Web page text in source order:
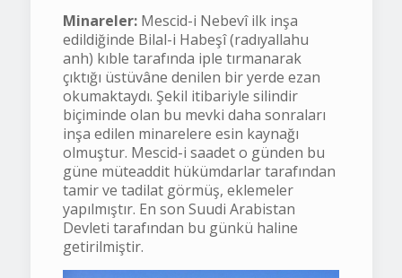
Minareler:Mescid-i Nebevî ilk inşa
edildiğinde Bilal-i Habeşî (radıyallahu
anh) kıble tarafında iple tırmanarak
çıktığı üstüvâne denilen bir yerde ezan
okumaktaydı. Şekil itibariyle silindir
biçiminde olan bu mevki daha sonraları
inşa edilen minarelere esin kaynağı
olmuştur. Mescid-i saadet o günden bu
güne müteaddit hükümdarlar tarafından
tamir ve tadilat görmüş, eklemeler
yapılmıştır. En son Suudi Arabistan
Devleti tarafından bu günkü haline
getirilmiştir.